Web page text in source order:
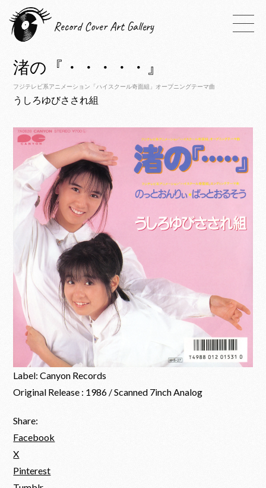
Record Cover Art Gallery
渚の『・・・・・』
フジテレビ系アニメーション「ハイスクール奇面組」オープニングテーマ曲
うしろゆびさされ組
Label: Canyon Records
Original Release : 1986 / Scanned 7inch Analog
Share:
Facebook
X
Pinterest